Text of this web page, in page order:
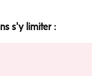
s'y limiter :